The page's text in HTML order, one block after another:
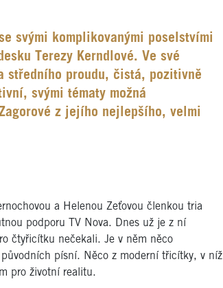
svými komplikovanými poselstvími
Terezy Kerndlové. Ve své
středního proudu, čistá, pozitivně
svými tématy možná
z jejího nejlepšího, velmi
a Helenou Zeťovou členkou tria
podporu TV Nova. Dnes už je z ní
čtyřicítku nečekali. Je v něm něco
písní. Něco z moderní třicítky, v níž
pro životní realitu.